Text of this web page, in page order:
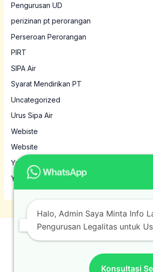
Pengurusan UD
perizinan pt perorangan
Perseroan Perorangan
PIRT
SIPA Air
Syarat Mendirikan PT
Uncategorized
Urus Sipa Air
Webiste
Website
Yayasan
Yayasan MBG
© 2026 Jasamura. Powered by
Halo, Admin Saya Minta Info
Pengurusan Legalitas untuk
Konsultasi